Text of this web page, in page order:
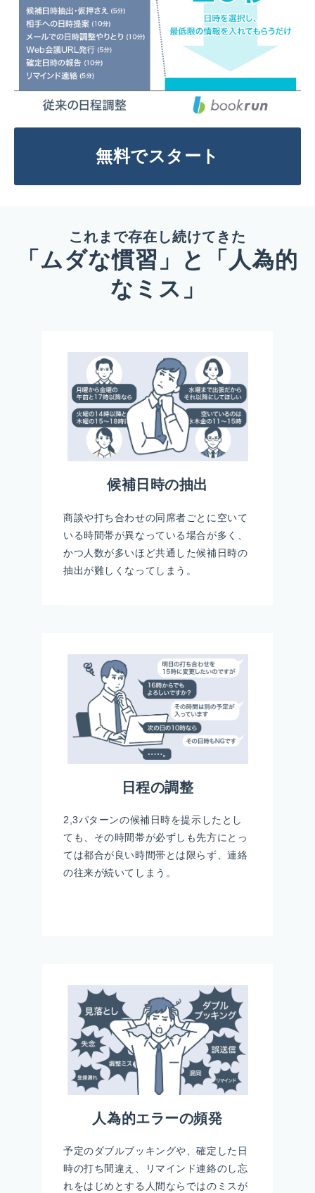
無料でスタート
これまで存在し続けてきた
「ムダな慣習」と「人為的
なミス」
候補日時の抽出
商談や打ち合わせの同席者ごとに空いて
いる時間帯が異なっている場合が多く、
かつ人数が多いほど共通した候補日時の
抽出が難しくなってしまう。
日程の調整
2,3パターンの候補日時を提示したとし
ても、その時間帯が必ずしも先方にとっ
ては都合が良い時間帯とは限らず、連絡
の往来が続いてしまう。
人為的エラーの頻発
予定のダブルブッキングや、確定した日
時の打ち間違え、リマインド連絡のし忘
れをはじめとする人間ならではのミスが